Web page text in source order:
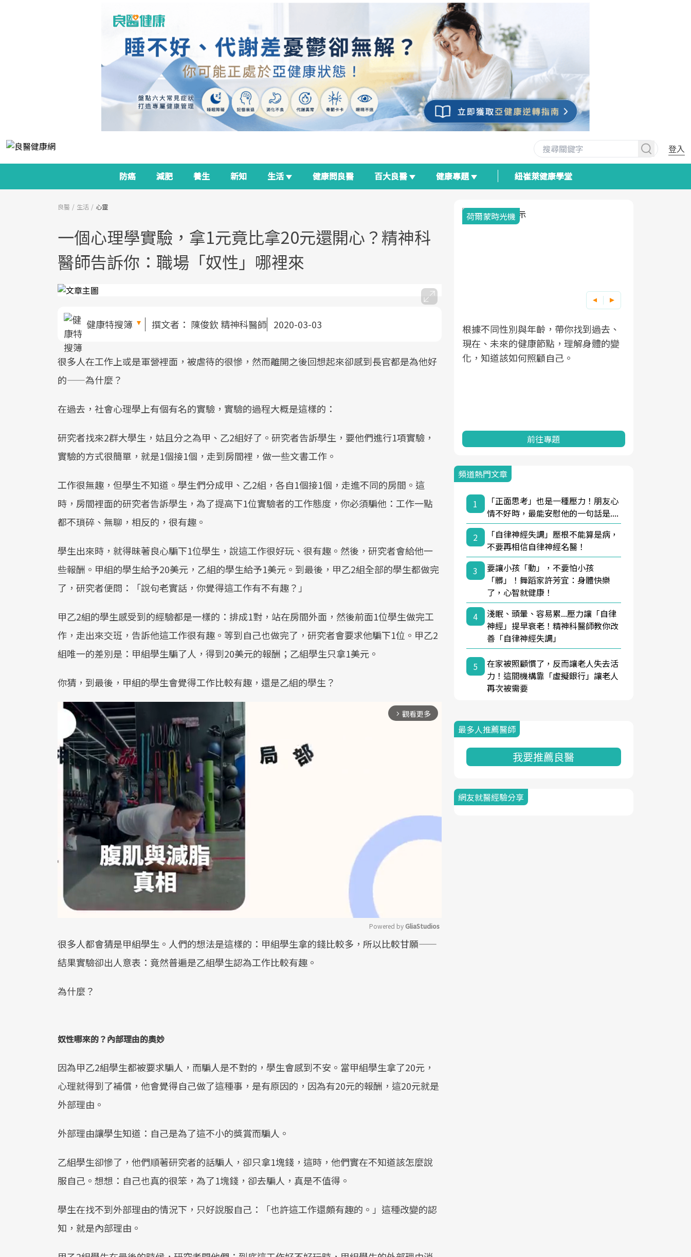
登入
防癌 減肥 養生 新知 生活 健康問良醫 百大良醫 健康專題 紐崔萊健康學堂
良醫 生活 心靈
一個心理學實驗，拿1元竟比拿20元還開心？精神科
醫師告訴你：職場「奴性」哪裡來
健康特搜簿 撰文者： 陳俊欽 精神科醫師 2020-03-03
很多人在工作上或是軍營裡面，被虐待的很慘，然而離開之後回想起來卻感到長官都是為他好
的——為什麼？
在過去，社會心理學上有個有名的實驗，實驗的過程大概是這樣的：
研究者找來2群大學生，姑且分之為甲、乙2組好了。研究者告訴學生，要他們進行1項實驗，
實驗的方式很簡單，就是1個接1個，走到房間裡，做一些文書工作。
工作很無趣，但學生不知道。學生們分成甲、乙2組，各自1個接1個，走進不同的房間。這
時，房間裡面的研究者告訴學生，為了提高下1位實驗者的工作態度，你必須騙他：工作一點
都不瑣碎、無聊，相反的，很有趣。
學生出來時，就得昧著良心騙下1位學生，說這工作很好玩、很有趣。然後，研究者會給他一
些報酬。甲組的學生給予20美元，乙組的學生給予1美元。到最後，甲乙2組全部的學生都做完
了，研究者便問：「說句老實話，你覺得這工作有不有趣？」
甲乙2組的學生感受到的經驗都是一樣的：排成1對，站在房間外面，然後前面1位學生做完工
作，走出來交班，告訴他這工作很有趣。等到自己也做完了，研究者會要求他騙下1位。甲乙2
組唯一的差別是：甲組學生騙了人，得到20美元的報酬；乙組學生只拿1美元。
你猜，到最後，甲組的學生會覺得工作比較有趣，還是乙組的學生？
arrow_forward_ios 觀看更多
Powered by GliaStudios
很多人都會猜是甲組學生。人們的想法是這樣的：甲組學生拿的錢比較多，所以比較甘願——
結果實驗卻出人意表：竟然普遍是乙組學生認為工作比較有趣。
為什麼？
奴性哪來的？內部理由的奧妙
因為甲乙2組學生都被要求騙人，而騙人是不對的，學生會感到不安。當甲組學生拿了20元，
心理就得到了補償，他會覺得自己做了這種事，是有原因的，因為有20元的報酬，這20元就是
外部理由。
外部理由讓學生知道：自己是為了這不小的獎賞而騙人。
乙組學生卻慘了，他們順著研究者的話騙人，卻只拿1塊錢，這時，他們實在不知道該怎麼說
服自己。想想：自己也真的很笨，為了1塊錢，卻去騙人，真是不值得。
學生在找不到外部理由的情況下，只好說服自己：「也許這工作還頗有趣的。」這種改變的認
知，就是內部理由。
面對超高齡社會的浪潮，台灣正在快速
政策如「健康台灣推動委員會」與「長
狀況、啟動健康管理的重要起點。
前往專題
2025年，就到良醫生活祭體驗「一站式
全面啟動你的健康革命！
前往專題
良醫健康網從「換季的身體變化」出
建立對亞健康的認知，進而引導實際的
前往專題
荷爾蒙時光機
根據不同性別與年齡，帶你找到過去、
現在、未來的健康節點，理解身體的變
化，知道該如何照顧自己。
前往專題
頻道熱門文章
1
「正面思考」也是一種壓力！朋友心
情不好時，最能安慰他的一句話是....
2
「自律神經失調」壓根不能算是病，
不要再相信自律神經名醫！
3
要讓小孩「動」，不要怕小孩
「髒」！舞蹈家許芳宜：身體快樂
了，心智就健康！
4
淺眠、頭暈、容易累...壓力讓「自律
神經」提早衰老！精神科醫師教你改
善「自律神經失調」
5
在家被照顧慣了，反而讓老人失去活
力！這間機構靠「虛擬銀行」讓老人
再次被需要
最多人推薦醫師
我要推薦良醫
網友就醫經驗分享